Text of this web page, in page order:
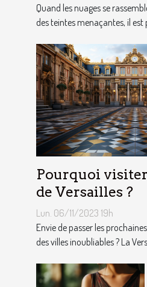
Quand les nuages se
des teintes menaçantes, il est
Pourquoi
de Versailles ?
Lun. 06/11/2023 19h
Envie de passer les
des villes inoubliables ? La